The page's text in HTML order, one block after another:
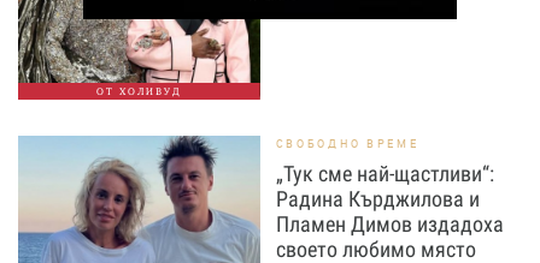
ОТ ХОЛИВУД
СВОБОДНО ВРЕМЕ
„Тук сме най-щастливи“:
Радина Кърджилова и
Пламен Димов издадоха
своето любимо място